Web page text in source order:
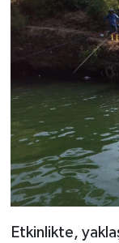
Etkinlikte,
BÖLGEDEN
BİLİM
ASAYİŞ
SEÇİM
ÇEVRE
BİLİM VE